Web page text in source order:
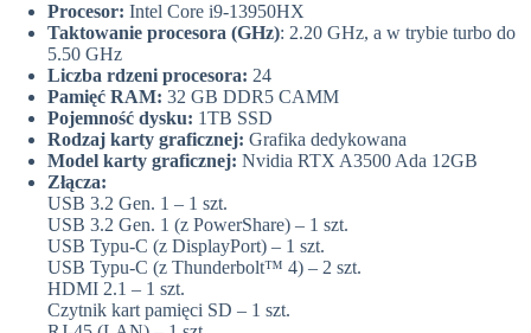
Procesor: Intel Core i9-13950HX
Taktowanie procesora (GHz): 2.20 GHz, a w trybie turbo do
5.50 GHz
Liczba rdzeni procesora: 24
Pamięć RAM: 32 GB DDR5 CAMM
Pojemność dysku: 1TB SSD
Rodzaj karty graficznej: Grafika dedykowana
Model karty graficznej: Nvidia RTX A3500 Ada 12GB
Złącza:
USB 3.2 Gen. 1 – 1 szt.
USB 3.2 Gen. 1 (z PowerShare) – 1 szt.
USB Typu-C (z DisplayPort) – 1 szt.
USB Typu-C (z Thunderbolt™ 4) – 2 szt.
HDMI 2.1 – 1 szt.
Czytnik kart pamięci SD – 1 szt.